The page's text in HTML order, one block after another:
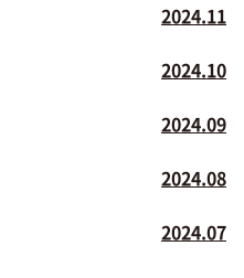
2024.11
2024.10
2024.09
2024.08
2024.07